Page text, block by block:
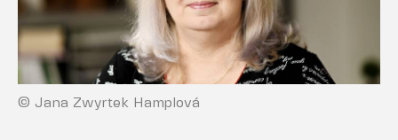
© Jana Zwyrtek Hamplová